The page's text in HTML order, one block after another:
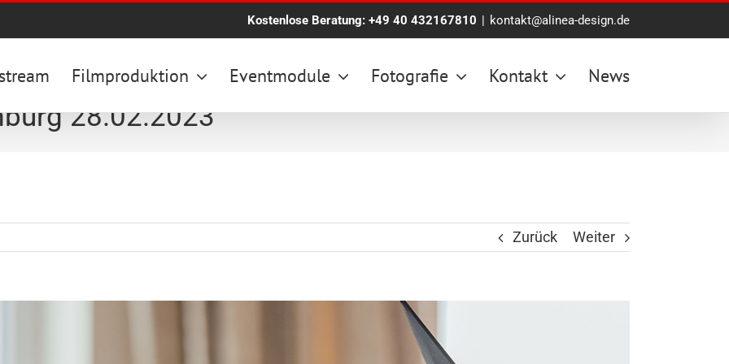
Kostenlose Beratung: +49 40 432167810 | kontakt@alinea-design.de
Filmproduktion Eventmodule Fotografie Kontakt News
28.02.2023
Zurück Weiter